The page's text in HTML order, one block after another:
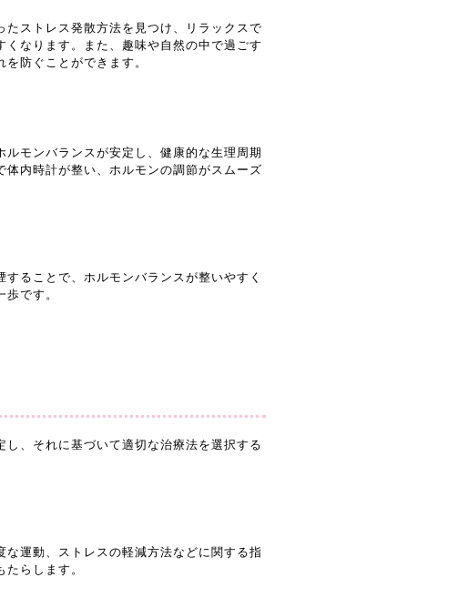
ストレス発散方法を見つけ、リラックスで
なります。また、趣味や自然の中で過ごす
防ぐことができます。
モンバランスが安定し、健康的な生理周期
内時計が整い、ホルモンの調節がスムーズ
ることで、ホルモンバランスが整いやすく
です。
、それに基づいて適切な治療法を選択する
運動、ストレスの軽減方法などに関する指
らします。